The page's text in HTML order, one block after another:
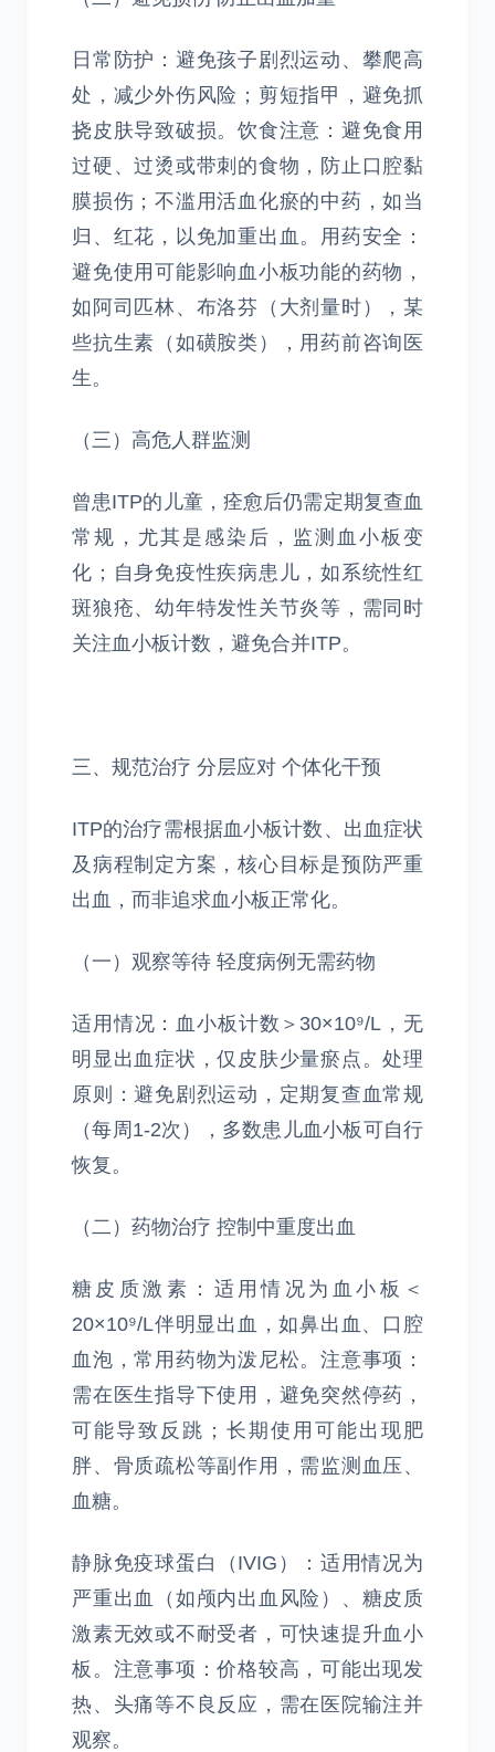
日常防护：避免孩子剧烈运动、攀爬高
处，减少外伤风险；剪短指甲，避免抓
挠皮肤导致破损。饮食注意：避免食用
过硬、过烫或带刺的食物，防止口腔黏
膜损伤；不滥用活血化瘀的中药，如当
归、红花，以免加重出血。用药安全：
避免使用可能影响血小板功能的药物，
如阿司匹林、布洛芬（大剂量时），某
些抗生素（如磺胺类），用药前咨询医
生。
（三）高危人群监测
曾患ITP的儿童，痊愈后仍需定期复查血
常规，尤其是感染后，监测血小板变
化；自身免疫性疾病患儿，如系统性红
斑狼疮、幼年特发性关节炎等，需同时
关注血小板计数，避免合并ITP。
三、规范治疗 分层应对 个体化干预
ITP的治疗需根据血小板计数、出血症状
及病程制定方案，核心目标是预防严重
出血，而非追求血小板正常化。
（一）观察等待 轻度病例无需药物
适用情况：血小板计数＞30×10⁹/L，无
明显出血症状，仅皮肤少量瘀点。处理
原则：避免剧烈运动，定期复查血常规
（每周1-2次），多数患儿血小板可自行
恢复。
（二）药物治疗 控制中重度出血
糖皮质激素：适用情况为血小板＜
20×10⁹/L伴明显出血，如鼻出血、口腔
血泡，常用药物为泼尼松。注意事项：
需在医生指导下使用，避免突然停药，
可能导致反跳；长期使用可能出现肥
胖、骨质疏松等副作用，需监测血压、
血糖。
静脉免疫球蛋白（IVIG）：适用情况为
严重出血（如颅内出血风险）、糖皮质
激素无效或不耐受者，可快速提升血小
板。注意事项：价格较高，可能出现发
热、头痛等不良反应，需在医院输注并
观察。